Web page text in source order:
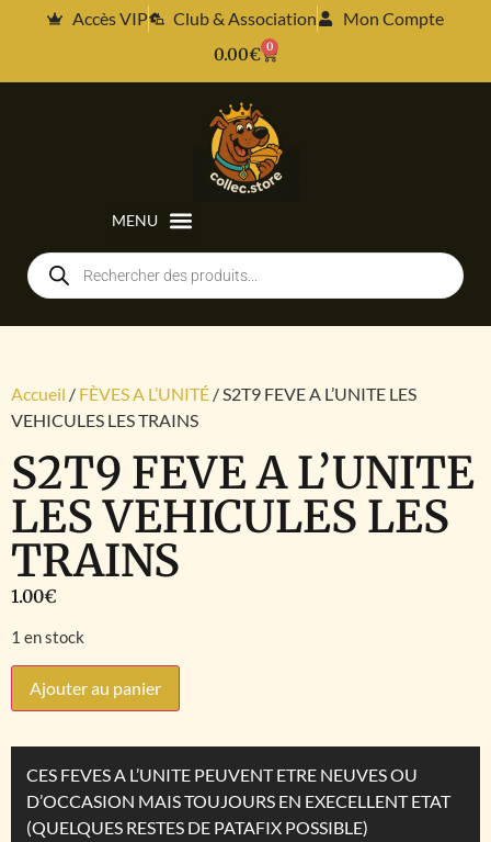
Accès VIP Club & Association
Mon Compte
0.00€ 0
Accueil / FÈVES A L’UNITÉ / S2T9 FEVE A L’UNITE LES
VEHICULES LES TRAINS
S2T9 FEVE A L’UNITE
LES VEHICULES LES
TRAINS
1.00€
1 en stock
Ajouter au panier
CES FEVES A L’UNITE PEUVENT ETRE NEUVES OU
D’OCCASION MAIS TOUJOURS EN EXECELLENT ETAT
(QUELQUES RESTES DE PATAFIX POSSIBLE)